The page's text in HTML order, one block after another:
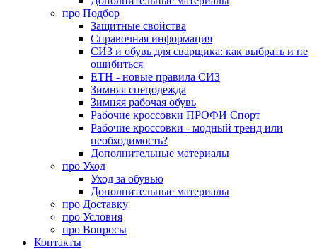
про Подбор
Защитные свойства
Справочная информация
СИЗ и обувь для сварщика: как выбрать и не
ошибиться
ЕТН - новые правила СИЗ
Зимняя спецодежда
Зимняя рабочая обувь
Рабочие кроссовки ПРОФИ Спорт
Рабочие кроссовки - модный тренд или
необходимость?
Дополнительные материалы
про Уход
Уход за обувью
Дополнительные материалы
про Доставку
про Условия
про Вопросы
Контакты